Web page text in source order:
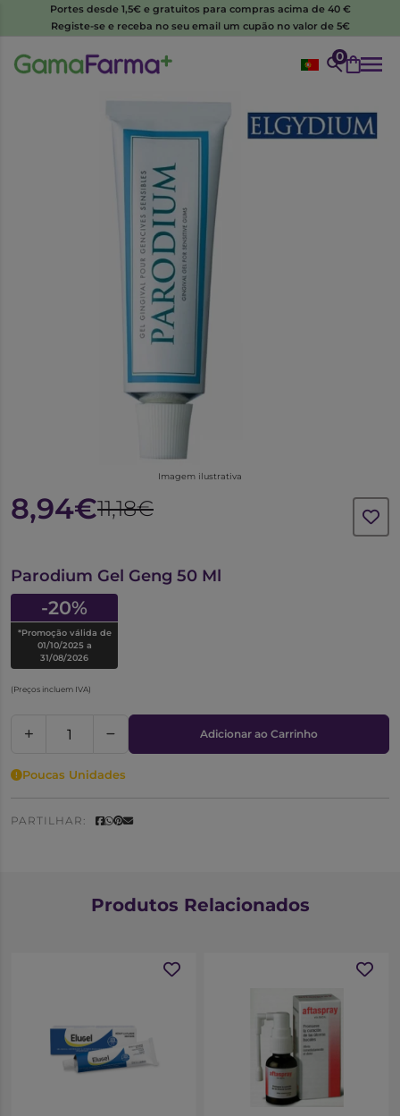
Portes desde 1,5€ e gratuitos para compras acima de 40 €
Registe-se e receba no seu email um cupão no valor de 5€
0
Imagem ilustrativa
8,94€11,18€
Parodium Gel Geng 50 Ml
-20%
*Promoção válida de
01/10/2025 a
31/08/2026
(Preços incluem IVA)
Adicionar ao Carrinho
Poucas Unidades
PARTILHAR:
Produtos Relacionados